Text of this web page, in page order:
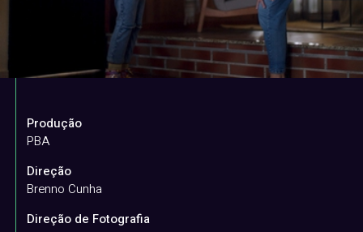
Produção
PBA
Direção
Brenno Cunha
Direção de Fotografia